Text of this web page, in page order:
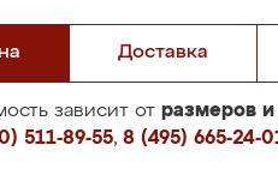
Доставка
зависит от размеров
511-89-55, 8 (495) 665-24-